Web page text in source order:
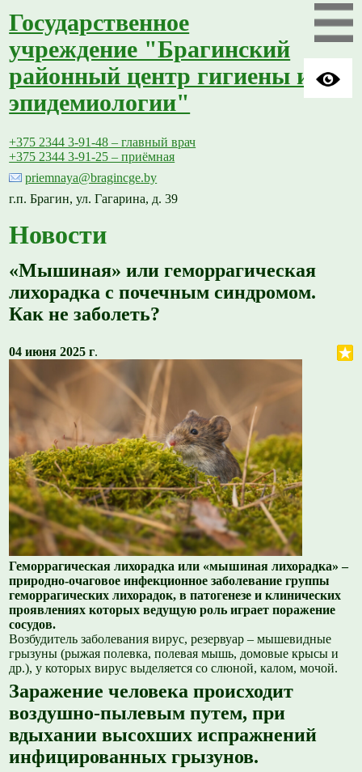
Государственное
учреждение "Брагинский
районный центр гигиены и
эпидемиологии"
+375 2344 3-91-48 – главный врач
+375 2344 3-91-25 – приёмная
priemnaya@bragincge.by
г.п. Брагин, ул. Гагарина, д. 39
Новости
«Мышиная» или геморрагическая
лихорадка с почечным синдромом.
Как не заболеть?
04 июня 2025 г.
Геморрагическая лихорадка или «мышиная лихорадка» –
природно-очаговое инфекционное заболевание группы
геморрагических лихорадок, в патогенезе и клинических
проявлениях которых ведущую роль играет поражение
сосудов.
Возбудитель заболевания вирус, резервуар – мышевидные
грызуны (рыжая полевка, полевая мышь, домовые крысы и
др.), у которых вирус выделяется со слюной, калом, мочой.
Заражение человека происходит
воздушно-пылевым путем, при
вдыхании высохших испражнений
инфицированных грызунов.